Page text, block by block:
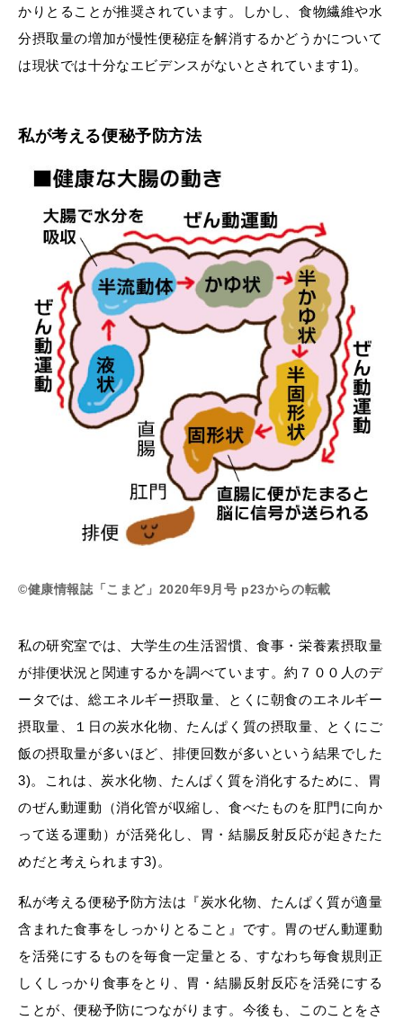
かりとることが推奨されています。しかし、食物繊維や水
分摂取量の増加が慢性便秘症を解消するかどうかについて
は現状では十分なエビデンスがないとされています1)。
私が考える便秘予防方法
©健康情報誌「こまど」2020年9月号 p23からの転載
私の研究室では、大学生の生活習慣、食事・栄養素摂取量
が排便状況と関連するかを調べています。約７００人のデ
ータでは、総エネルギー摂取量、とくに朝食のエネルギー
摂取量、１日の炭水化物、たんぱく質の摂取量、とくにご
飯の摂取量が多いほど、排便回数が多いという結果でした
3)。これは、炭水化物、たんぱく質を消化するために、胃
のぜん動運動（消化管が収縮し、食べたものを肛門に向か
って送る運動）が活発化し、胃・結腸反射反応が起きたた
めだと考えられます3)。
私が考える便秘予防方法は『炭水化物、たんぱく質が適量
含まれた食事をしっかりとること』です。胃のぜん動運動
を活発にするものを毎食一定量とる、すなわち毎食規則正
しくしっかり食事をとり、胃・結腸反射反応を活発にする
ことが、便秘予防につながります。今後も、このことをさ